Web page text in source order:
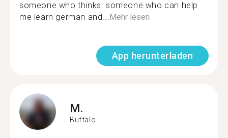
someone who thinks. someone who can help
me learn german and...Mehr lesen
App herunterladen
M.
Buffalo